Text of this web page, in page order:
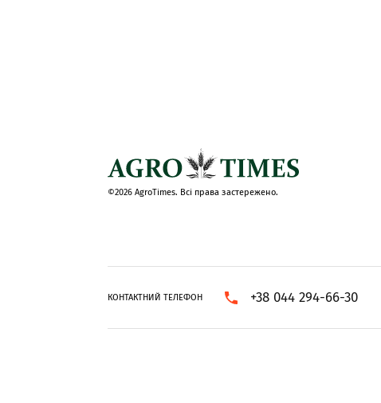
©2026 AgroTimes. Всі права застережено.
КОНТАКТНИЙ ТЕЛЕФОН +38 044 294-66-30